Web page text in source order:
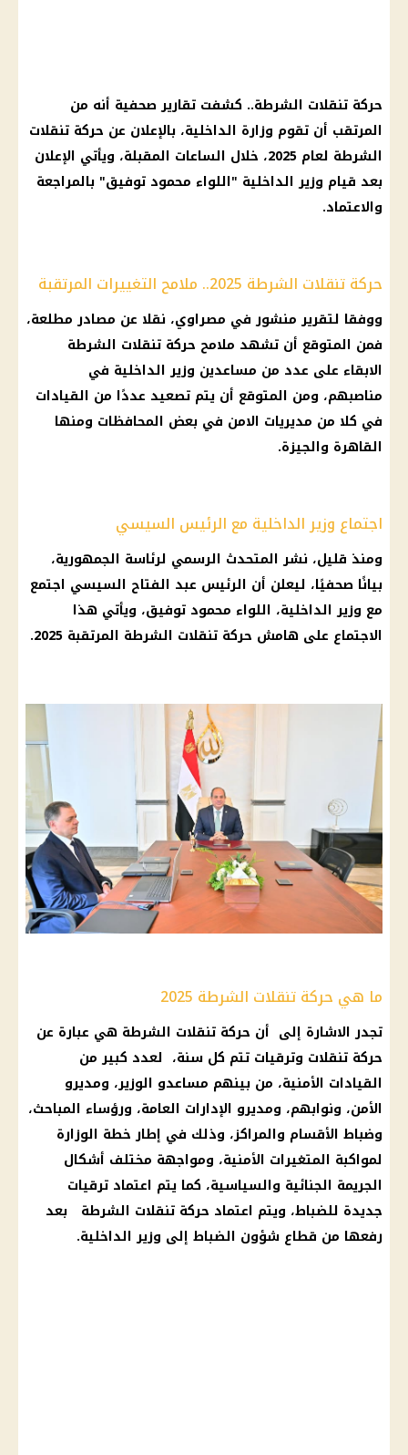
حركة تنقلات الشرطة.. كشفت تقارير صحفية أنه من
المرتقب أن تقوم وزارة الداخلية، بالإعلان عن حركة تنقلات
الشرطة لعام 2025، خلال الساعات المقبلة، ويأتي الإعلان
بعد قيام وزير الداخلية "اللواء محمود توفيق" بالمراجعة
والاعتماد.
حركة تنقلات الشرطة 2025.. ملامح التغييرات المرتقبة
ووفقا لتقرير منشور في مصراوي، نقلا عن مصادر مطلعة،
فمن المتوقع أن تشهد ملامح حركة تنقلات الشرطة
الابقاء على عدد من مساعدين وزير الداخلية في
مناصبهم، ومن المتوقع أن يتم تصعيد عددًا من القيادات
في كلا من مديريات الامن في بعض المحافظات ومنها
القاهرة والجيزة.
اجتماع وزير الداخلية مع الرئيس السيسي
ومنذ قليل، نشر المتحدث الرسمي لرئاسة الجمهورية،
بيانًا صحفيًا، ليعلن أن الرئيس عبد الفتاح السيسي اجتمع
مع وزير الداخلية، اللواء محمود توفيق، ويأتي هذا
الاجتماع على هامش حركة تنقلات الشرطة المرتقبة 2025.
ما هي حركة تنقلات الشرطة 2025
تجدر الاشارة إلى أن حركة تنقلات الشرطة هي عبارة عن
حركة تنقلات وترقيات تتم كل سنة، لعدد كبير من
القيادات الأمنية، من بينهم مساعدو الوزير، ومديرو
الأمن، ونوابهم، ومديرو الإدارات العامة، ورؤساء المباحث،
وضباط الأقسام والمراكز، وذلك في إطار خطة الوزارة
لمواكبة المتغيرات الأمنية، ومواجهة مختلف أشكال
الجريمة الجنائية والسياسية، كما يتم اعتماد ترقيات
جديدة للضباط، ويتم اعتماد حركة تنقلات الشرطة بعد
رفعها من قطاع شؤون الضباط إلى وزير الداخلية.